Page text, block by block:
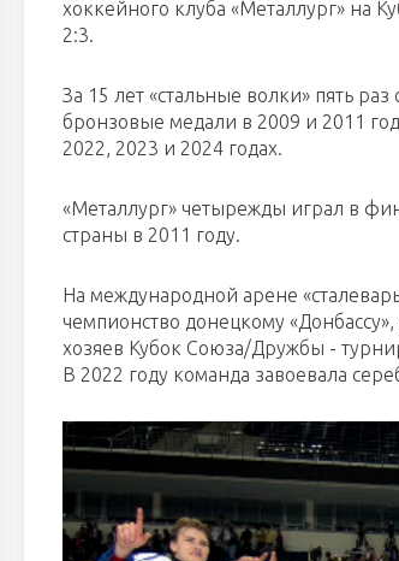
хоккейного клуба «Металлург» на
2:3.
За 15 лет «стальные волки» пять
бронзовые медали в 2009 и 2011
2022, 2023 и 2024 годах.
«Металлург» четырежды играл в
страны в 2011 году.
На международной арене
чемпионство донецкому
хозяев Кубок Союза/Дружбы -
В 2022 году команда завоевала